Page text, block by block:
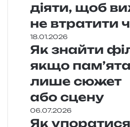
діяти, щоб
не втратити
18.01.2026
Як знайти
якщо
лише сюжет
або сцену
06.07.2026
Як упоратися